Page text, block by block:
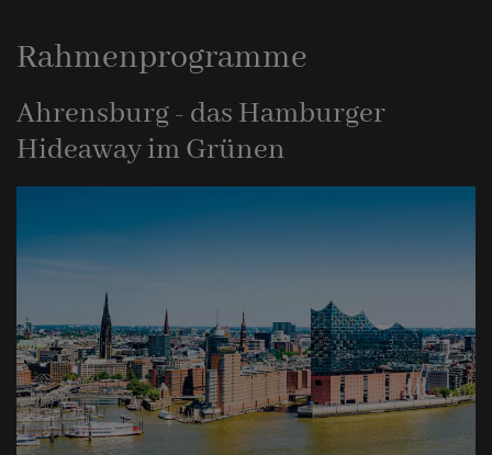
Rahmenprogramme
Ahrensburg - das Hamburger
Hideaway im Grünen